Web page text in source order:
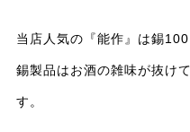
当店人気の『能作』は錫100
錫製品はお酒の雑味が抜け
す。